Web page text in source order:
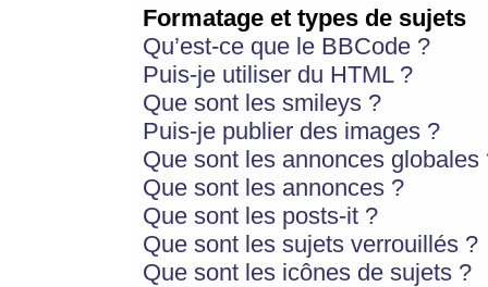
Formatage et types de sujets
Qu’est-ce que le BBCode ?
Puis-je utiliser du HTML ?
Que sont les smileys ?
Puis-je publier des images ?
Que sont les annonces globales
Que sont les annonces ?
Que sont les posts-it ?
Que sont les sujets verrouillés ?
Que sont les icônes de sujets ?